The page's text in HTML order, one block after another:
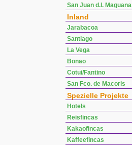
San Juan d.l. Maguana
Inland
Jarabacoa
Santiago
La Vega
Bonao
Cotui/Fantino
San Fco. de Macoris
Spezielle Projekte
Hotels
Reisfincas
Kakaofincas
Kaffeefincas